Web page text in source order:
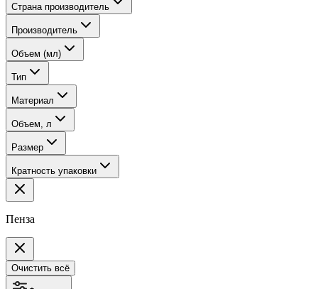
Страна производитель
Производитель
Объем (мл)
Тип
Материал
Объем, л
Размер
Кратность упаковки
Пенза
Очистить всё